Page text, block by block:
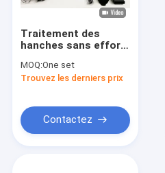
Traitement des
hanches sans effort
lipolyse au laser à
écran tactile et un
refroidissement à air
MOQ:One set
Trouvez les derniers prix
Contactez